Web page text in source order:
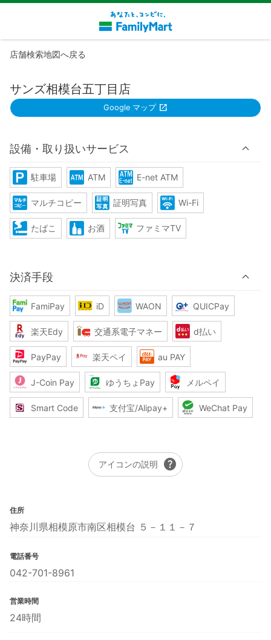
店舗検索地図へ戻る
サンズ相模台五丁目店
Google マップ
設備・取り扱いサービス
駐車場 ATM E-net ATM
マルチコピー 証明写真 Wi-Fi
たばこ お酒 ファミマTV
決済手段
FamiPay iD WAON QUICPay
楽天Edy 交通系電子マネー d払い
PayPay 楽天ペイ au PAY
J-Coin Pay ゆうちょPay メルペイ
Smart Code 支付宝/Alipay+ WeChat Pay
アイコンの説明 help
住所
神奈川県相模原市南区相模台 ５－１１－７
電話番号
042-701-8961
営業時間
24時間